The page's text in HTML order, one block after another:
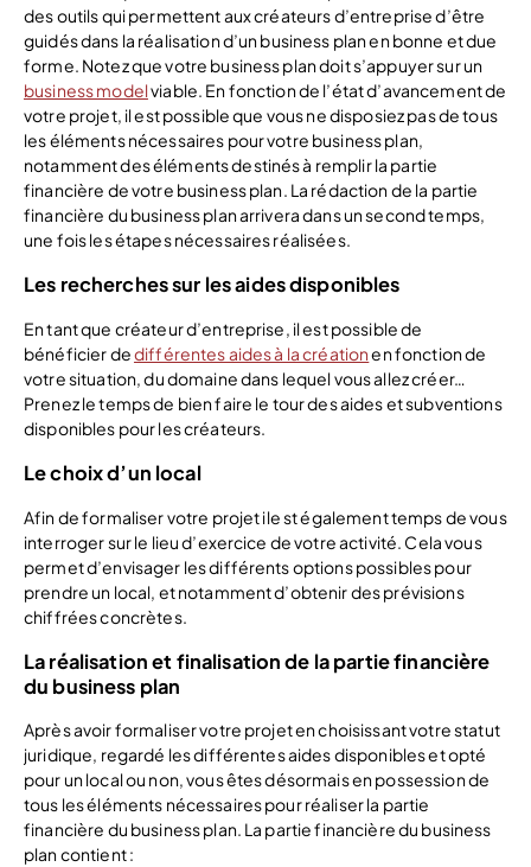
des outils qui permettent aux créateurs d’entreprise d’être
guidés dans la réalisation d’un business plan en bonne et due
forme. Notez que votre business plan doit s’appuyer sur un
business modelviable. En fonction de l’état d’avancement de
votre projet, il est possible que vous ne disposiez pas de tous
les éléments nécessaires pour votre business plan,
notamment des éléments destinés à remplir la partie
financière de votre business plan. La rédaction de la partie
financière du business plan arrivera dans un second temps,
une fois les étapes nécessaires réalisées.
Les recherches sur les aides disponibles
En tant que créateur d’entreprise, il est possible de
bénéficier dedifférentes aides à la créationen fonction de
votre situation, du domaine dans lequel vous allez créer…
Prenez le temps de bien faire le tour des aides et subventions
disponibles pour les créateurs.
Le choix d’un local
Afin de formaliser votre projet ile st également temps de vous
interroger sur le lieu d’exercice de votre activité. Cela vous
permet d’envisager les différents options possibles pour
prendre un local, et notamment d’obtenir des prévisions
chiffrées concrètes.
La réalisation et finalisation de la partie financière
du business plan
Après avoir formaliser votre projet en choisissant votre statut
juridique, regardé les différentes aides disponibles et opté
pour un local ou non, vous êtes désormais en possession de
tous les éléments nécessaires pour réaliser la partie
financière du business plan. La partie financière du business
plan contient :